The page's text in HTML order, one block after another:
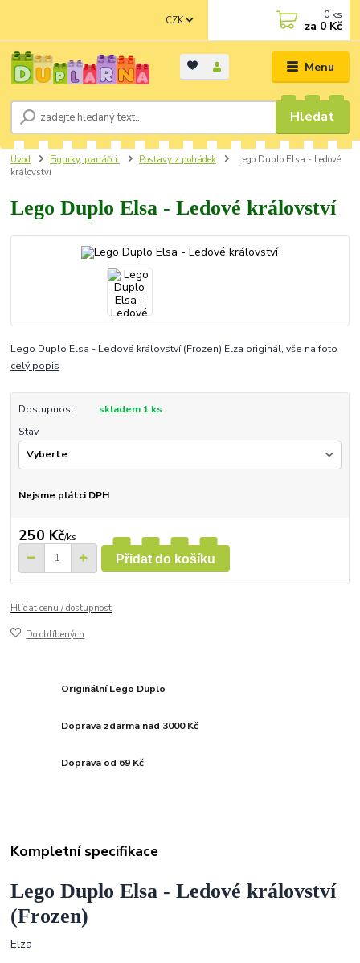
Menu
CZK
Hledat
0 ks
za 0 Kč
Úvod Figurky, panáčci Postavy z pohádek
Lego Duplo Elsa - Ledové
království
Lego Duplo Elsa - Ledové království
Lego Duplo Elsa - Ledové království (Frozen) Elza originál, vše na foto
celý popis
Dostupnost
skladem 1 ks
Stav
Nejsme plátci DPH
250 Kč/ks
Přidat do košíku
Hlídat cenu / dostupnost
Do oblíbených
Originální Lego Duplo
Doprava zdarma nad 3000 Kč
Doprava od 69 Kč
Kompletní specifikace
Lego Duplo Elsa - Ledové království
(Frozen)
Elza